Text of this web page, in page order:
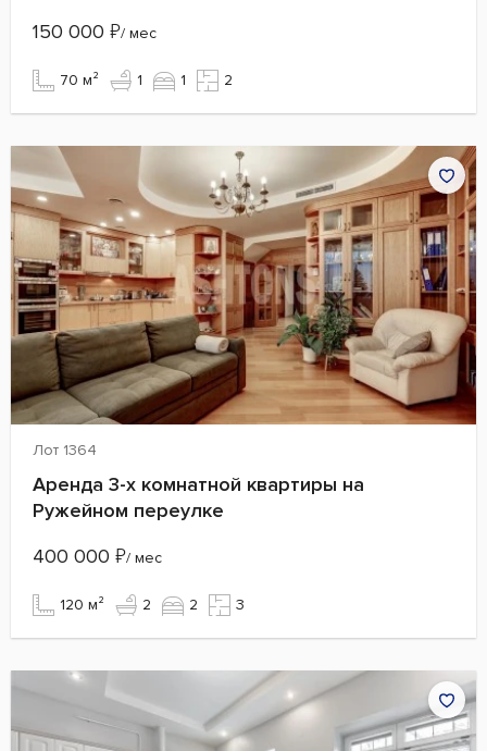
150 000 ₽/ мес
70 м² 1 1 2
Лот 1364
Аренда 3-х комнатной квартиры на
Ружейном переулке
400 000 ₽/ мес
120 м² 2 2 3